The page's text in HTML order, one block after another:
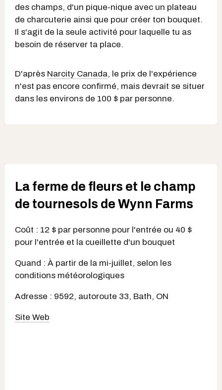
des champs, d'un pique-nique avec un plateau
de charcuterie ainsi que pour créer ton bouquet.
Il s'agit de la seule activité pour laquelle tu as
besoin de réserver ta place.
D'après Narcity Canada, le prix de l'expérience
n'est pas encore confirmé, mais devrait se situer
dans les environs de 100 $ par personne.
La ferme de fleurs et le champ
de tournesols de Wynn Farms
Coût : 12 $ par personne pour l'entrée ou 40 $
pour l'entrée et la cueillette d'un bouquet
Quand : À partir de la mi-juillet, selon les
conditions météorologiques
Adresse : 9592, autoroute 33, Bath, ON
Site Web